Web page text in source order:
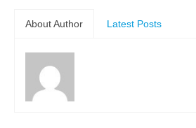
About Author Latest Posts